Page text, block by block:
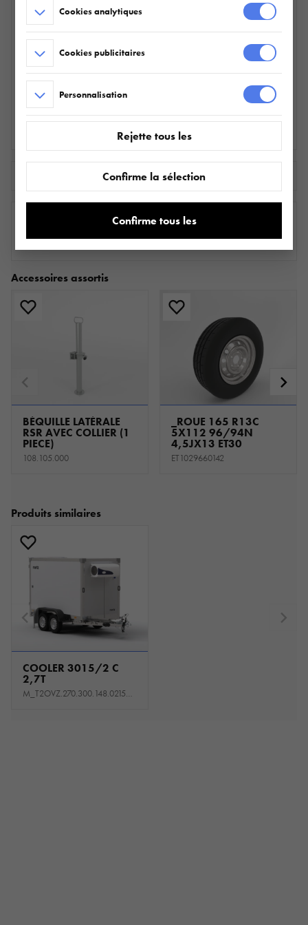
ET30
ET1029660142
BUILDER/BAU,
Télécharger la fiche technique
Accessoires assortis
BÉQUILLE LATÉRALE
RSR AVEC COLLIER (1
PIECE)
108.105.000
_ROUE 165 R13C
5X112 96/94N
4,5JX13 ET30
ET1029660142
Produits similaires
COOLER 3015/2 C
2,7T
M_T2OVZ.270.300.148.0215_KS2E_D3D4G
Cookies analytiques
Cookies publicitaires
Personnalisation
Rejette tous les
Confirme la sélection
Confirme tous les